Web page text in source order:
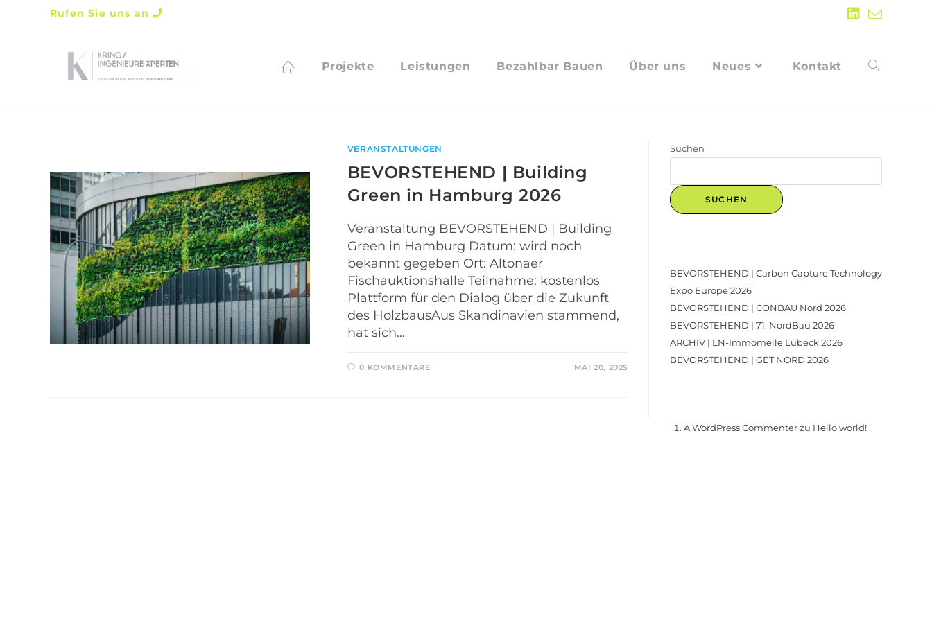
Rufen Sie uns an
Projekte Leistungen Bezahlbar Bauen Über uns Neues Kontakt
VERANSTALTUNGEN
BEVORSTEHEND | Building
Green in Hamburg 2026
Veranstaltung BEVORSTEHEND | Building
Green in Hamburg Datum: wird noch
bekannt gegeben Ort: Altonaer
Fischauktionshalle Teilnahme: kostenlos
Plattform für den Dialog über die Zukunft
des HolzbausAus Skandinavien stammend,
hat sich…
0 KOMMENTARE MAI 20, 2025
Suchen
SUCHEN
BEVORSTEHEND | Carbon Capture Technology
Expo Europe 2026
BEVORSTEHEND | CONBAU Nord 2026
BEVORSTEHEND | 71. NordBau 2026
ARCHIV | LN-Immomeile Lübeck 2026
BEVORSTEHEND | GET NORD 2026
A WordPress Commenterzu Hello world!